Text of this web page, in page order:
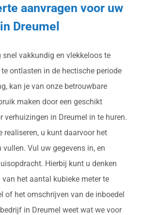
aanvragen voor uw
Dreumel
snel vakkundig en vlekkeloos te
ontlasten in de hectische periode
kan je van onze betrouwbare
maken door een geschikt
verhuizingen in Dreumel in te huren.
realiseren, u kunt daarvoor het
Vul uw gegevens in, en
Hierbij kunt u denken
het aantal kubieke meter te
of het omschrijven van de inboedel
in Dreumel weet wat we voor